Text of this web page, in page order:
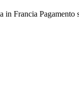
in Francia Pagamento